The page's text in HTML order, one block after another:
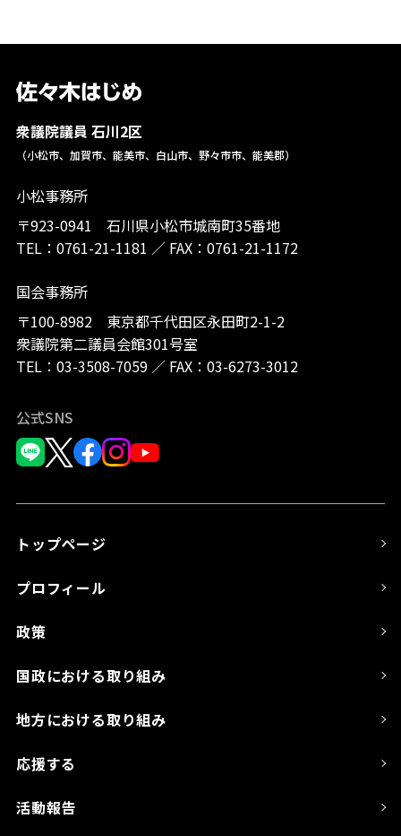
衆議院議員 石川2区
（小松市、加賀市、能美市、白山市、野々市市、能美郡）
小松事務所
〒923-0941 石川県小松市城南町35番地
TEL： 0761-21-1181 ／ FAX：0761-21-1172
国会事務所
〒100-8982 東京都千代田区永田町2-1-2
衆議院第二議員会館301号室
TEL： 03-3508-7059／ FAX：03-6273-3012
公式SNS
トップページ
プロフィール
政策
国政における取り組み
地方における取り組み
応援する
活動報告